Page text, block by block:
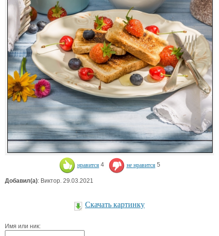
нравится 4 не нравится 5
Добавил(а): Виктор. 29.03.2021
Скачать картинку
Имя или ник: